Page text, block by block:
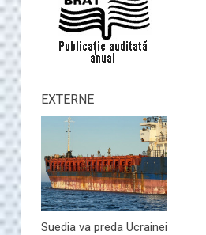
EXTERNE
Suedia va preda Ucrainei